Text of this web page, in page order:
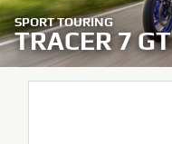
SPORT TOURING
TRACER 7 GT